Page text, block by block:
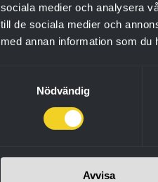
sociala medier och analysera
till de sociala medier och
med annan information som
Nödvändig
Avvisa